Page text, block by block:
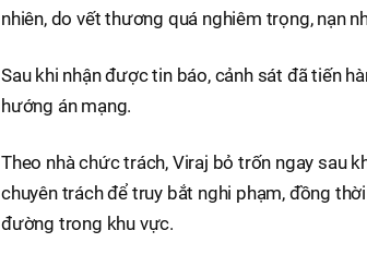
nhiên, do vết thương quá nghiêm trọng, nạn
Sau khi nhận được tin báo, cảnh sát đã tiến
hướng án mạng.
Theo nhà chức trách, Viraj bỏ trốn ngay sau
chuyên trách để truy bắt nghi phạm, đồng
đường trong khu vực.